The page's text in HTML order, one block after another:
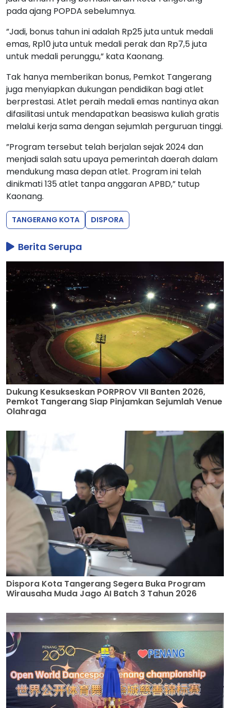
pada ajang POPDA sebelumnya.
”Jadi, bonus tahun ini adalah Rp25 juta untuk medali
emas, Rp10 juta untuk medali perak dan Rp7,5 juta
untuk medali perunggu,” kata Kaonang.
Tak hanya memberikan bonus, Pemkot Tangerang
juga menyiapkan dukungan pendidikan bagi atlet
berprestasi. Atlet peraih medali emas nantinya akan
difasilitasi untuk mendapatkan beasiswa kuliah gratis
melalui kerja sama dengan sejumlah perguruan tinggi.
”Program tersebut telah berjalan sejak 2024 dan
menjadi salah satu upaya pemerintah daerah dalam
mendukung masa depan atlet. Program ini telah
dinikmati 135 atlet tanpa anggaran APBD,” tutup
Kaonang.
TANGERANG KOTA DISPORA
Berita Serupa
Dukung Kesukseskan PORPROV VII Banten 2026,
Pemkot Tangerang Siap Pinjamkan Sejumlah Venue
Olahraga
Dispora Kota Tangerang Segera Buka Program
Wirausaha Muda Jago AI Batch 3 Tahun 2026